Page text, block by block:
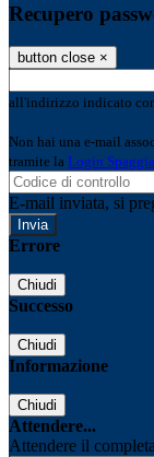
Recupero
button close ×
all'indirizzo indicato
Non hai una e-mail
tramite la Login
E-mail inviata, si
Errore
Chiudi
Successo
Chiudi
Informazione
Chiudi
Attendere...
Attendere il